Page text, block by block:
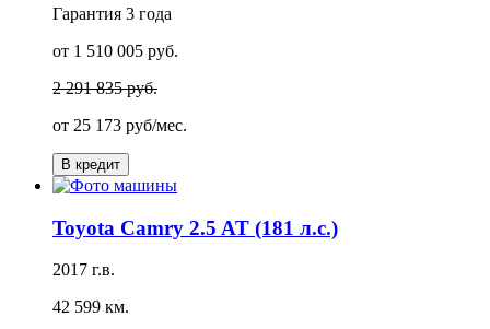
Гарантия 3 года
от 1 510 005 руб.
2 291 835 руб.
от 25 173 руб/мес.
В кредит
Toyota Camry 2.5 AT (181 л.с.)
2017 г.в.
42 599 км.